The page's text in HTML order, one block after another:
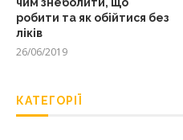
чим знеболити, що
робити та як обійтися без
ліків
26/06/2019
КАТЕГОРІЇ